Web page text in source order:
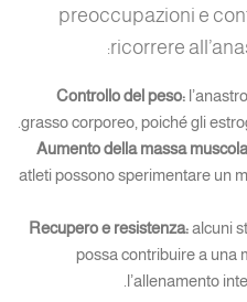
preoccupazioni e
ricorrere
Controllo del peso:
grasso corporeo, poiché gli
Aumento della massa
atleti possono sperimentare un
Recupero e resistenza:alcuni
possa contribuire a una
l’allenamento